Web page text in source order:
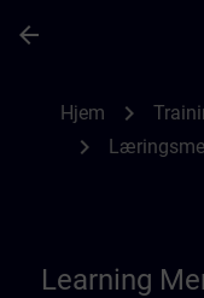
arrow_back
Hjem chevron_right
chevron_right
Learning